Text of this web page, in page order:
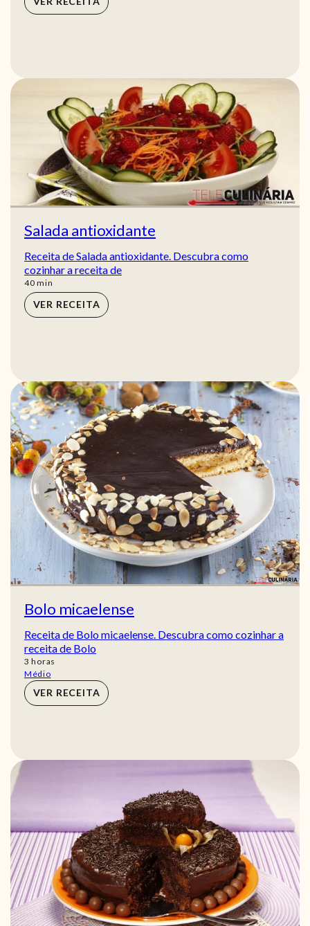
Salada antioxidante
Receita de Salada antioxidante. Descubra como
cozinhar a receita de
40min
min
VER RECEITA
Bolo micaelense
Receita de Bolo micaelense. Descubra como cozinhar a
receita de Bolo
3 horas
horas
Médio
VER RECEITA